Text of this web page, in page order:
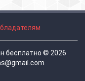
бесплатно © 2026